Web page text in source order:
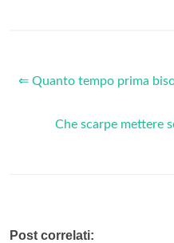
⇐ Quanto tempo prima
Che scarpe mettere
Post correlati: